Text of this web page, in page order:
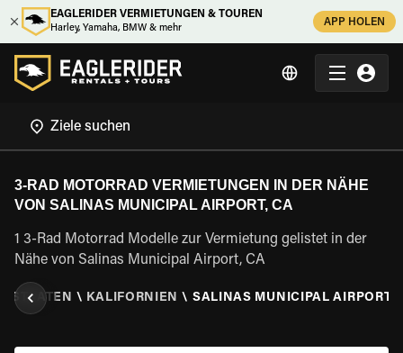
EAGLERIDER VERMIETUNGEN & TOUREN
Harley, Yamaha, BMW & mehr
APP HOLEN
3-RAD MOTORRAD VERMIETUNGEN IN DER NÄHE
VON SALINAS MUNICIPAL AIRPORT, CA
1 3-Rad Motorrad Modelle zur Vermietung gelistet in der
Nähe von Salinas Municipal Airport, CA
STAATEN \ KALIFORNIEN \ SALINAS MUNICIPAL AIRPORT,